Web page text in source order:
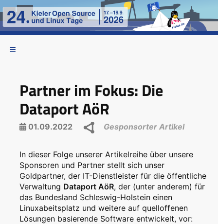
Partner im Fokus: Die
Dataport AöR
01.09.2022 Gesponsorter Artikel
In dieser Folge unserer Artikelreihe über unsere
Sponsoren und Partner stellt sich unser
Goldpartner, der IT-Dienstleister für die öffentliche
Verwaltung Dataport AöR, der (unter anderem) für
das Bundesland Schleswig-Holstein einen
Linuxabeitsplatz und weitere auf quelloffenen
Lösungen basierende Software entwickelt, vor: